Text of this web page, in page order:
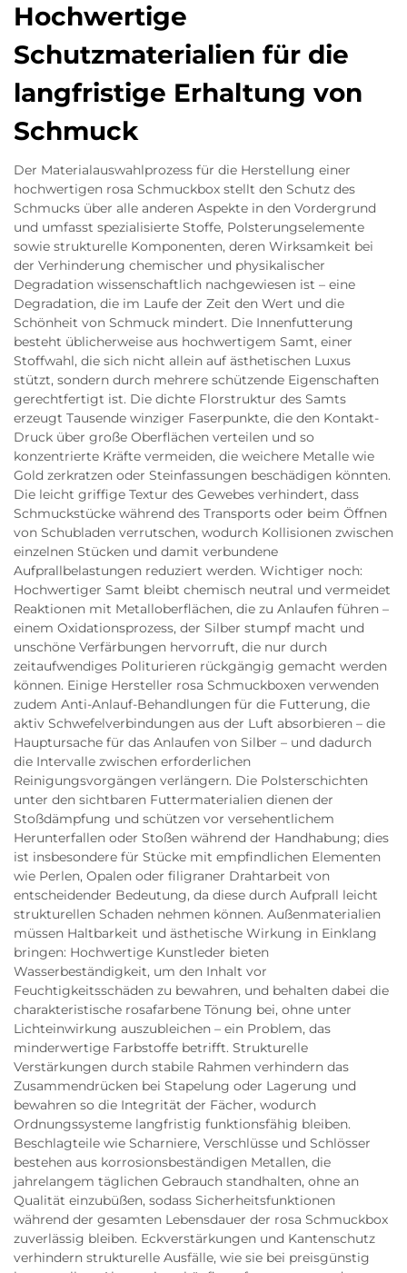
Hochwertige
Schutzmaterialien für die
langfristige Erhaltung von
Schmuck
Der Materialauswahlprozess für die Herstellung einer
hochwertigen rosa Schmuckbox stellt den Schutz des
Schmucks über alle anderen Aspekte in den Vordergrund
und umfasst spezialisierte Stoffe, Polsterungselemente
sowie strukturelle Komponenten, deren Wirksamkeit bei
der Verhinderung chemischer und physikalischer
Degradation wissenschaftlich nachgewiesen ist – eine
Degradation, die im Laufe der Zeit den Wert und die
Schönheit von Schmuck mindert. Die Innenfutterung
besteht üblicherweise aus hochwertigem Samt, einer
Stoffwahl, die sich nicht allein auf ästhetischen Luxus
stützt, sondern durch mehrere schützende Eigenschaften
gerechtfertigt ist. Die dichte Florstruktur des Samts
erzeugt Tausende winziger Faserpunkte, die den Kontakt-
Druck über große Oberflächen verteilen und so
konzentrierte Kräfte vermeiden, die weichere Metalle wie
Gold zerkratzen oder Steinfassungen beschädigen könnten.
Die leicht griffige Textur des Gewebes verhindert, dass
Schmuckstücke während des Transports oder beim Öffnen
von Schubladen verrutschen, wodurch Kollisionen zwischen
einzelnen Stücken und damit verbundene
Aufprallbelastungen reduziert werden. Wichtiger noch:
Hochwertiger Samt bleibt chemisch neutral und vermeidet
Reaktionen mit Metalloberflächen, die zu Anlaufen führen –
einem Oxidationsprozess, der Silber stumpf macht und
unschöne Verfärbungen hervorruft, die nur durch
zeitaufwendiges Politurieren rückgängig gemacht werden
können. Einige Hersteller rosa Schmuckboxen verwenden
zudem Anti-Anlauf-Behandlungen für die Futterung, die
aktiv Schwefelverbindungen aus der Luft absorbieren – die
Hauptursache für das Anlaufen von Silber – und dadurch
die Intervalle zwischen erforderlichen
Reinigungsvorgängen verlängern. Die Polsterschichten
unter den sichtbaren Futtermaterialien dienen der
Stoßdämpfung und schützen vor versehentlichem
Herunterfallen oder Stoßen während der Handhabung; dies
ist insbesondere für Stücke mit empfindlichen Elementen
wie Perlen, Opalen oder filigraner Drahtarbeit von
entscheidender Bedeutung, da diese durch Aufprall leicht
strukturellen Schaden nehmen können. Außenmaterialien
müssen Haltbarkeit und ästhetische Wirkung in Einklang
bringen: Hochwertige Kunstleder bieten
Wasserbeständigkeit, um den Inhalt vor
Feuchtigkeitsschäden zu bewahren, und behalten dabei die
charakteristische rosafarbene Tönung bei, ohne unter
Lichteinwirkung auszubleichen – ein Problem, das
minderwertige Farbstoffe betrifft. Strukturelle
Verstärkungen durch stabile Rahmen verhindern das
Zusammendrücken bei Stapelung oder Lagerung und
bewahren so die Integrität der Fächer, wodurch
Ordnungssysteme langfristig funktionsfähig bleiben.
Beschlagteile wie Scharniere, Verschlüsse und Schlösser
bestehen aus korrosionsbeständigen Metallen, die
jahrelangem täglichen Gebrauch standhalten, ohne an
Qualität einzubüßen, sodass Sicherheitsfunktionen
während der gesamten Lebensdauer der rosa Schmuckbox
zuverlässig bleiben. Eckverstärkungen und Kantenschutz
verhindern strukturelle Ausfälle, wie sie bei preisgünstig